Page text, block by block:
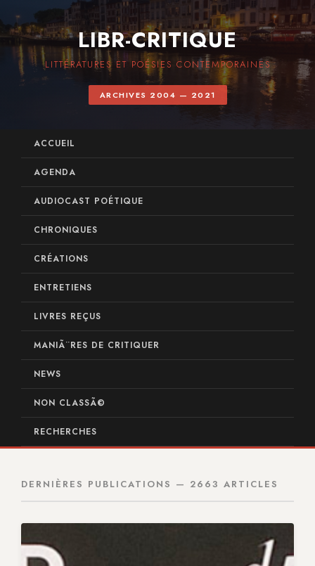
LIBR-CRITIQUE
LITTÉRATURES ET POÉSIES CONTEMPORAINES
ARCHIVES 2004 — 2021
ACCUEIL
AGENDA
AUDIOCAST POÉTIQUE
CHRONIQUES
CRÉATIONS
ENTRETIENS
LIVRES REÇUS
MANIÃ¨RES DE CRITIQUER
NEWS
NON CLASSÃ©
RECHERCHES
DERNIÈRES PUBLICATIONS — 2663 ARTICLES